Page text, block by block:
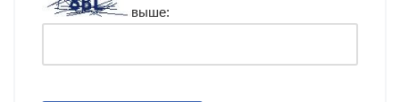
выше: